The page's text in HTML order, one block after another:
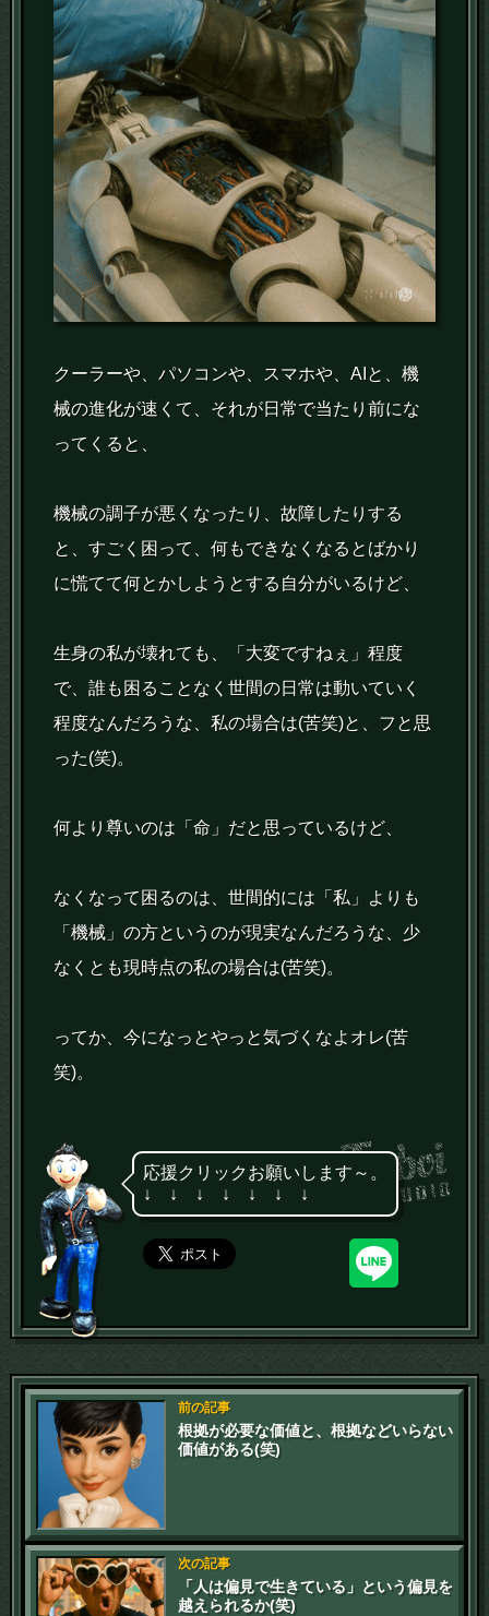
クーラーや、パソコンや、スマホや、AIと、機
械の進化が速くて、それが日常で当たり前にな
ってくると、
機械の調子が悪くなったり、故障したりする
と、すごく困って、何もできなくなるとばかり
に慌てて何とかしようとする自分がいるけど、
生身の私が壊れても、「大変ですねぇ」程度
で、誰も困ることなく世間の日常は動いていく
程度なんだろうな、私の場合は(苦笑)と、フと思
った(笑)。
何より尊いのは「命」だと思っているけど、
なくなって困るのは、世間的には「私」よりも
「機械」の方というのが現実なんだろうな、少
なくとも現時点の私の場合は(苦笑)。
ってか、今になっとやっと気づくなよオレ(苦
笑)。
応援クリックお願いします～。
↓ ↓ ↓ ↓ ↓ ↓ ↓
前の記事
根拠が必要な価値と、根拠などいらない
価値がある(笑)
次の記事
「人は偏見で生きている」という偏見を
越えられるか(笑)